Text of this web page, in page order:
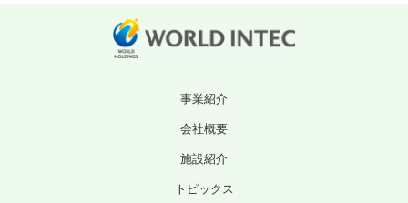
事業紹介
会社概要
施設紹介
トピックス